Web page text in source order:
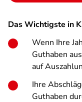
Das Wichtigste in
Wenn Ihre
Guthaben
auf
Ihre
Guthaben